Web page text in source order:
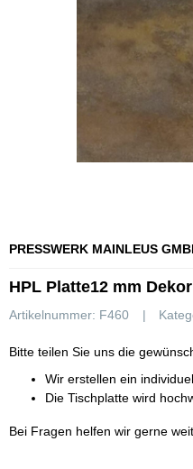
PRESSWERK MAINLEUS
HPL Platte12 mm
Artikelnummer: F460
Bitte teilen Sie uns die
Wir erstellen ein
Die Tischplatte wird
Bei Fragen helfen wir gerne